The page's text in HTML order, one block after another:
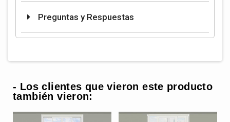
Preguntas y Respuestas
- Los clientes que vieron este producto
también vieron: